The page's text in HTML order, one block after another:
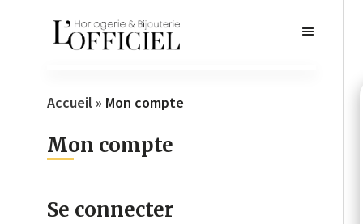
Accueil » Mon compte
Mon compte
Se connecter